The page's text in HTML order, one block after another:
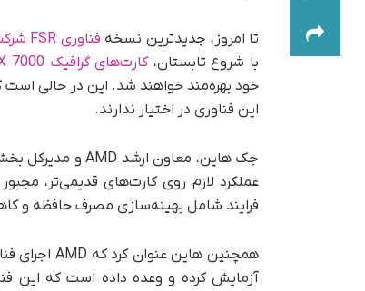
تا امروز، جدیدترین نسخه فناوری FSR شرکت AMD
با شروع تابستان،کارت‌های گرافیک RX 7000
خود بهره‌مند خواهند شد. این در حالی است
این فناوری در اختیار ندارند.
عملکرد لازم روی کارت‌های قدیمی‌تر،
فرایند شامل بهینه‌سازی مصرف حافظه و
آزمایش کرده و وعده داده است که این فناوری در زمان عرضه از ۳۰۰